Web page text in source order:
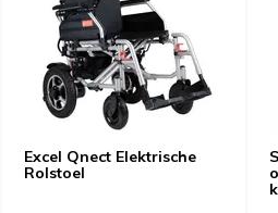
Excel Qnect Elektrische
Rolstoel